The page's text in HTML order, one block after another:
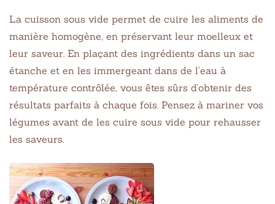
La cuisson sous vide permet de cuire les aliments de
manière homogène, en préservant leur moelleux et
leur saveur. En plaçant des ingrédients dans un sac
étanche et en les immergeant dans de l’eau à
température contrôlée, vous êtes sûrs d’obtenir des
résultats parfaits à chaque fois. Pensez à mariner vos
légumes avant de les cuire sous vide pour rehausser
les saveurs.